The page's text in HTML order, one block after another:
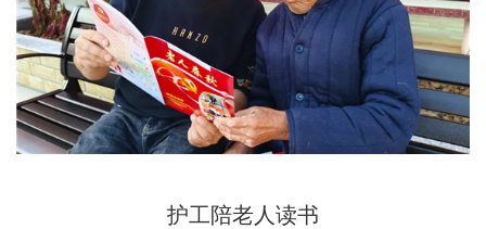
护工陪老人读书